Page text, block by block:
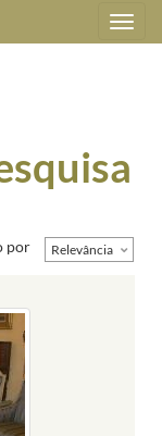
Toggle
navigation
por
Relevância